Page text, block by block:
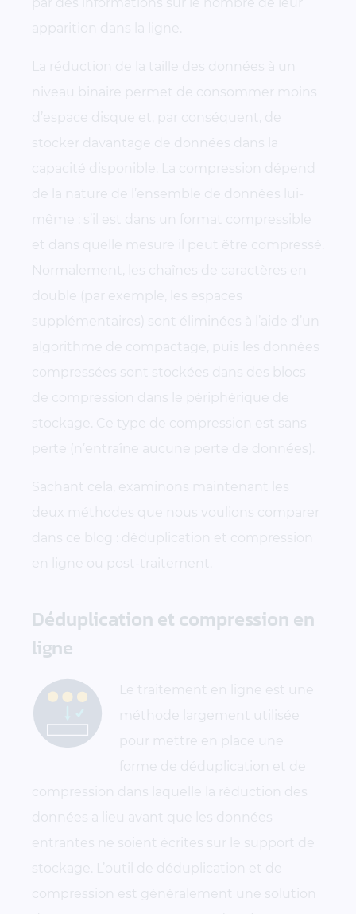
apparition dans la ligne.
La réduction de la taille des données à un
niveau binaire permet de consommer moins
d’espace disque et, par conséquent, de
stocker davantage de données dans la
capacité disponible. La compression dépend
de la nature de l’ensemble de données lui-
même : s’il est dans un format compressible
et dans quelle mesure il peut être compressé.
Normalement, les chaînes de caractères en
double (par exemple, les espaces
supplémentaires) sont éliminées à l’aide d’un
algorithme de compactage, puis les données
compressées sont stockées dans des blocs
de compression dans le périphérique de
stockage. Ce type de compression est sans
perte (n’entraîne aucune perte de données).
Sachant cela, examinons maintenant les
deux méthodes que nous voulions comparer
dans ce blog : déduplication et compression
en ligne ou post-traitement.
Déduplication et compression en
ligne
Le traitement en ligne est une
méthode largement utilisée
pour mettre en place une
forme de déduplication et de
compression dans laquelle la réduction des
données a lieu avant que les données
entrantes ne soient écrites sur le support de
stockage. L’outil de déduplication et de
compression est généralement une solution